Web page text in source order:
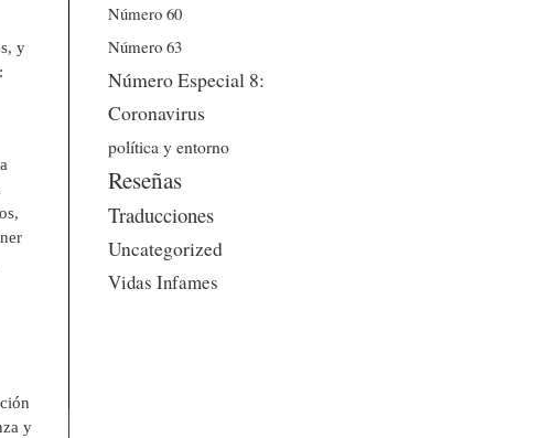
y
y
Número 60
Número 63
Número Especial 8:
Coronavirus
política y entorno
Reseñas
Traducciones
Uncategorized
Vidas Infames